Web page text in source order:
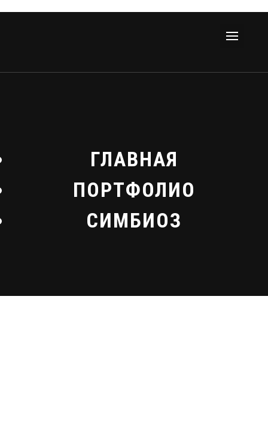
ГЛАВНАЯ
ПОРТФОЛИО
СИМБИОЗ